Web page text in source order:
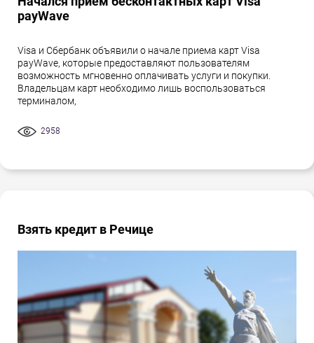
payWave
Visa и Сбербанк объявили о начале приема карт Visa
payWave, которые предоставляют пользователям
возможность мгновенно оплачивать услуги и покупки.
Владельцам карт необходимо лишь воспользоваться
терминалом,
2958
Взять кредит в Речице